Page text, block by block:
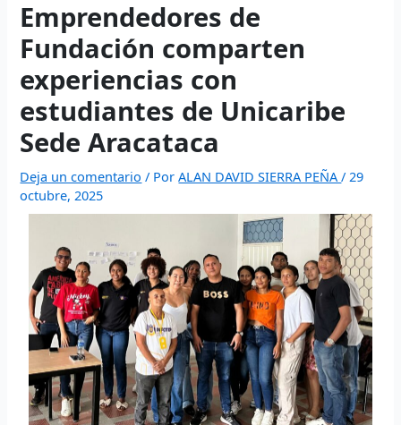
website
- Execute fast trades and manage liquidity with low
slippage.
polymarket
- trade on real-world event outcomes with low
fees.
Polymarket - place informed bets and hedge crypto risk
efficiently.
Emprendedores de
Fundación comparten
experiencias con
estudiantes de Unicaribe
Sede Aracataca
Deja un comentario / PorALAN DAVID SIERRA PEÑA/ 29
octubre, 2025